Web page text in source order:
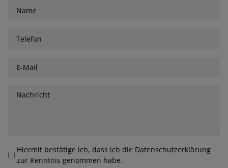
Hiermit bestätige ich, dass ich die Datenschutzerklärung
zur Kenntnis genommen habe.